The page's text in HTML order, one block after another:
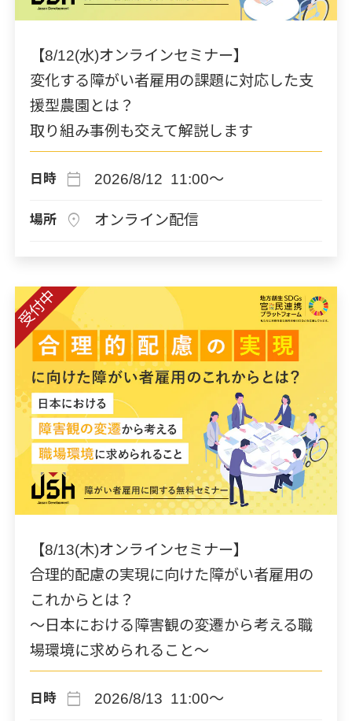
【8/12(水)オンラインセミナー】
変化する障がい者雇用の課題に対応した支
援型農園とは？
取り組み事例も交えて解説します
日時 calendar_today 2026/8/12 11:00～
場所 location_on オンライン配信
受付中
【8/13(木)オンラインセミナー】
合理的配慮の実現に向けた障がい者雇用の
これからとは？
～日本における障害観の変遷から考える職
場環境に求められること～
日時 calendar_today 2026/8/13 11:00～